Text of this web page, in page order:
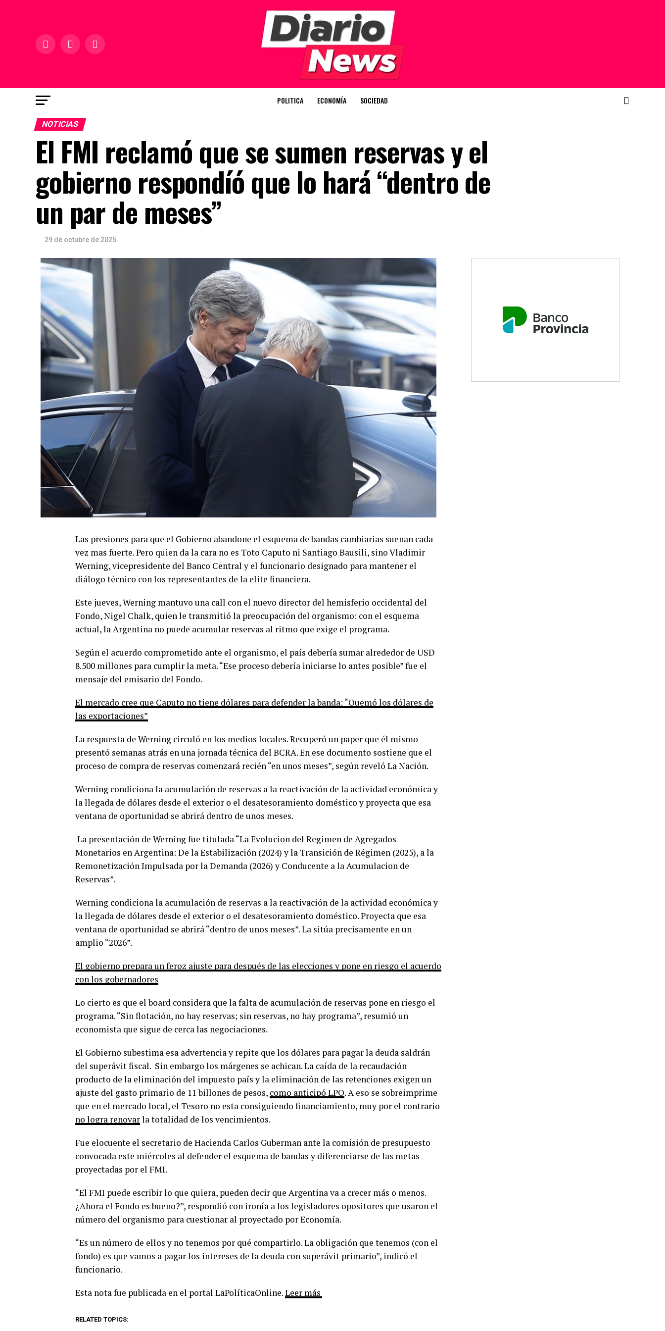
POLITICA ECONOMÍA SOCIEDAD
NOTICIAS
El FMI reclamó que se sumen reservas y el
gobierno respondíó que lo hará “dentro de
un par de meses”
29 de octubre de 2025
Las presiones para que el Gobierno abandone el esquema de bandas cambiarias suenan cada
vez mas fuerte. Pero quien da la cara no es Toto Caputo ni Santiago Bausili, sino Vladimir
Werning, vicepresidente del Banco Central y el funcionario designado para mantener el
diálogo técnico con los representantes de la elite financiera.
Este jueves, Werning mantuvo una call con el nuevo director del hemisferio occidental del
Fondo, Nigel Chalk, quien le transmitió la preocupación del organismo: con el esquema
actual, la Argentina no puede acumular reservas al ritmo que exige el programa.
Según el acuerdo comprometido ante el organismo, el país debería sumar alrededor de USD
8.500 millones para cumplir la meta. “Ese proceso debería iniciarse lo antes posible” fue el
mensaje del emisario del Fondo.
El mercado cree que Caputo no tiene dólares para defender la banda: “Quemó los dólares de
las exportaciones”
La respuesta de Werning circuló en los medios locales. Recuperó un paper que él mismo
presentó semanas atrás en una jornada técnica del BCRA. En ese documento sostiene que el
proceso de compra de reservas comenzará recién “en unos meses”, según reveló La Nación.
Werning condiciona la acumulación de reservas a la reactivación de la actividad económica y
la llegada de dólares desde el exterior o el desatesoramiento doméstico y proyecta que esa
ventana de oportunidad se abrirá dentro de unos meses.
La presentación de Werning fue titulada “La Evolucion del Regimen de Agregados
Monetarios en Argentina: De la Estabilización (2024) y la Transición de Régimen (2025), a la
Remonetización Impulsada por la Demanda (2026) y Conducente a la Acumulacion de
Reservas”.
Werning condiciona la acumulación de reservas a la reactivación de la actividad económica y
la llegada de dólares desde el exterior o el desatesoramiento doméstico. Proyecta que esa
ventana de oportunidad se abrirá “dentro de unos meses”. La sitúa precisamente en un
amplio “2026”.
El gobierno prepara un feroz ajuste para después de las elecciones y pone en riesgo el acuerdo
con los gobernadores
Lo cierto es que el board considera que la falta de acumulación de reservas pone en riesgo el
programa. “Sin flotación, no hay reservas; sin reservas, no hay programa”, resumió un
economista que sigue de cerca las negociaciones.
El Gobierno subestima esa advertencia y repite que los dólares para pagar la deuda saldrán
del superávit fiscal. Sin embargo los márgenes se achican. La caída de la recaudación
producto de la eliminación del impuesto país y la eliminación de las retenciones exigen un
ajuste del gasto primario de 11 billones de pesos, como anticipó LPO. A eso se sobreimprime
que en el mercado local, el Tesoro no esta consiguiendo financiamiento, muy por el contrario
no logra renovarla totalidad de los vencimientos.
Fue elocuente el secretario de Hacienda Carlos Guberman ante la comisión de presupuesto
convocada este miércoles al defender el esquema de bandas y diferenciarse de las metas
proyectadas por el FMI.
“El FMI puede escribir lo que quiera, pueden decir que Argentina va a crecer más o menos.
¿Ahora el Fondo es bueno?”, respondió con ironía a los legisladores opositores que usaron el
número del organismo para cuestionar al proyectado por Economía.
“Es un número de ellos y no tenemos por qué compartirlo. La obligación que tenemos (con el
fondo) es que vamos a pagar los intereses de la deuda con superávit primario”, indicó el
funcionario.
Esta nota fue publicada en el portal LaPolíticaOnline.Leer más
RELATED TOPICS: